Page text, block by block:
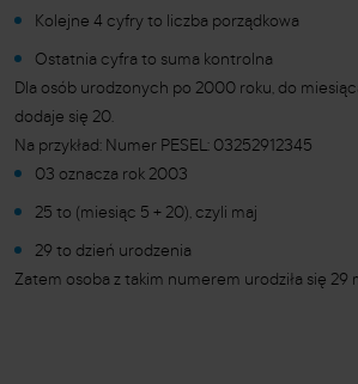
Kolejne 4 cyfry to liczba porządkowa
Ostatnia cyfra to suma kontrolna
Dla osób urodzonych po 2000 roku, do
dodaje się 20.
Na przykład: Numer PESEL: 03252912345
03 oznacza rok 2003
25 to (miesiąc 5 + 20), czyli maj
29 to dzień urodzenia
Zatem osoba z takim numerem urodziła się 29